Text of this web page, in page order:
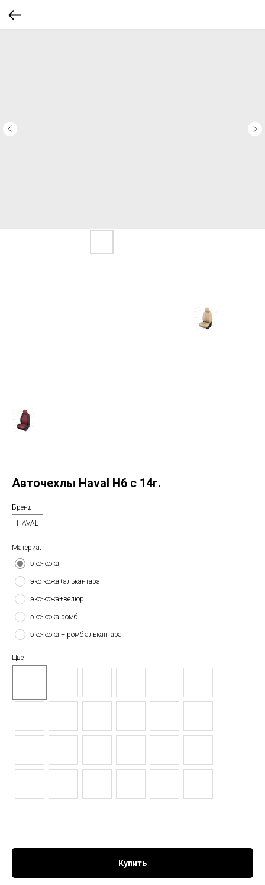
Авточехлы Haval H6 с 14г.
Бренд
HAVAL
Материал
эко-кожа
эко-кожа+алькантара
эко-кожа+велюр
эко-кожа ромб
эко-кожа + ромб алькантара
Цвет
Купить